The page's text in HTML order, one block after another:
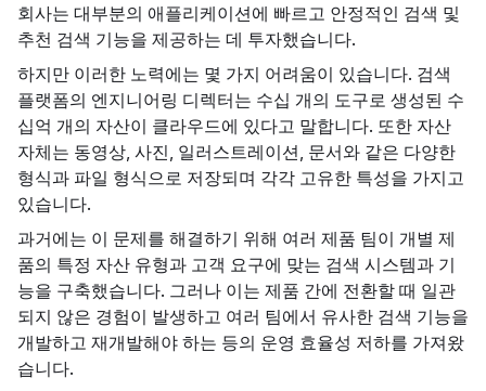
회사는 대부분의 애플리케이션에 빠르고 안정적인 검색 및
추천 검색 기능을 제공하는 데 투자했습니다.
하지만 이러한 노력에는 몇 가지 어려움이 있습니다. 검색
플랫폼의 엔지니어링 디렉터는 수십 개의 도구로 생성된 수
십억 개의 자산이 클라우드에 있다고 말합니다. 또한 자산
자체는 동영상, 사진, 일러스트레이션, 문서와 같은 다양한
형식과 파일 형식으로 저장되며 각각 고유한 특성을 가지고
있습니다.
과거에는 이 문제를 해결하기 위해 여러 제품 팀이 개별 제
품의 특정 자산 유형과 고객 요구에 맞는 검색 시스템과 기
능을 구축했습니다. 그러나 이는 제품 간에 전환할 때 일관
되지 않은 경험이 발생하고 여러 팀에서 유사한 검색 기능을
개발하고 재개발해야 하는 등의 운영 효율성 저하를 가져왔
습니다.